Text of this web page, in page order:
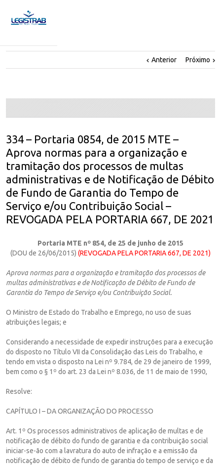
Anterior Próximo
334 – Portaria 0854, de 2015 MTE –
Aprova normas para a organização e
tramitação dos processos de multas
administrativas e de Notificação de Débito
de Fundo de Garantia do Tempo de
Serviço e/ou Contribuição Social –
REVOGADA PELA PORTARIA 667, DE 2021
Portaria MTE nº 854, de 25 de junho de 2015
(DOU de 26/06/2015) (REVOGADA PELA PORTARIA 667, DE 2021)
Aprova normas para a organização e tramitação dos processos de
multas administrativas e de Notificação de Débito de Fundo de
Garantia do Tempo de Serviço e/ou Contribuição Social.
O Ministro de Estado do Trabalho e Emprego, no uso de suas
atribuições legais; e
Considerando a necessidade de expedir instruções para a execução
do disposto no Título VII da Consolidação das Leis do Trabalho, e
tendo em vista o disposto na Lei nº 9.784, de 29 de janeiro de 1999,
bem como o § 1º do art. 23 da Lei nº 8.036, de 11 de maio de 1990,
Resolve:
CAPÍTULO I – DA ORGANIZAÇÃO DO PROCESSO
Art. 1º Os processos administrativos de aplicação de multas e de
notificação de débito do fundo de garantia e da contribuição social
iniciar-se-ão com a lavratura do auto de infração e a emissão da
notificação de débito de fundo de garantia do tempo de serviço e da